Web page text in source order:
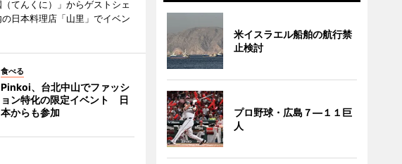
てんくに）」からゲストシェ
日本料理店「山里」でイベン
食べる
Pinkoi、台北中山でファッシ
ョン特化の限定イベント 日
本からも参加
米イスラエル船舶の航行禁
止検討
プロ野球・広島７―１１巨
人